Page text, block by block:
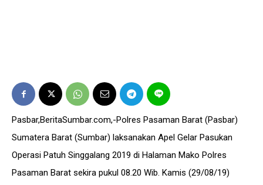
Pasbar,BeritaSumbar.com,-Polres Pasaman Barat (Pasbar)
Sumatera Barat (Sumbar) laksanakan Apel Gelar Pasukan
Operasi Patuh Singgalang 2019 di Halaman Mako Polres
Pasaman Barat sekira pukul 08.20 Wib. Kamis (29/08/19)